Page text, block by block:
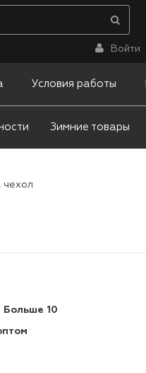
Войти
Условия работы
Зимние товары
чехол
Больше 10